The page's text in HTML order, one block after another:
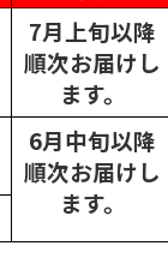
7月上旬以降
順次お届けし
ます。
6月中旬以降
順次お届けし
ます。